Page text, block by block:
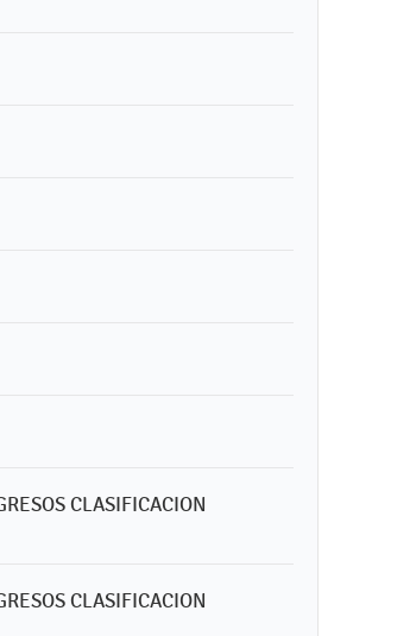
CLASIFICACION
CLASIFICACION